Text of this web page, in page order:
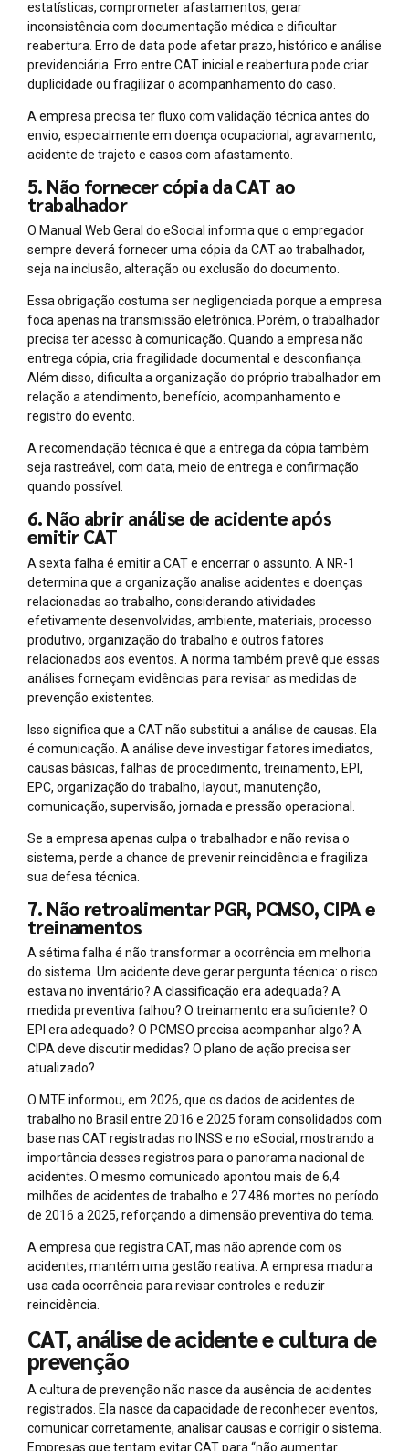
estatísticas, comprometer afastamentos, gerar
inconsistência com documentação médica e dificultar
reabertura. Erro de data pode afetar prazo, histórico e análise
previdenciária. Erro entre CAT inicial e reabertura pode criar
duplicidade ou fragilizar o acompanhamento do caso.
A empresa precisa ter fluxo com validação técnica antes do
envio, especialmente em doença ocupacional, agravamento,
acidente de trajeto e casos com afastamento.
5. Não fornecer cópia da CAT ao
trabalhador
O Manual Web Geral do eSocial informa que o empregador
sempre deverá fornecer uma cópia da CAT ao trabalhador,
seja na inclusão, alteração ou exclusão do documento.
Essa obrigação costuma ser negligenciada porque a empresa
foca apenas na transmissão eletrônica. Porém, o trabalhador
precisa ter acesso à comunicação. Quando a empresa não
entrega cópia, cria fragilidade documental e desconfiança.
Além disso, dificulta a organização do próprio trabalhador em
relação a atendimento, benefício, acompanhamento e
registro do evento.
A recomendação técnica é que a entrega da cópia também
seja rastreável, com data, meio de entrega e confirmação
quando possível.
6. Não abrir análise de acidente após
emitir CAT
A sexta falha é emitir a CAT e encerrar o assunto. A NR-1
determina que a organização analise acidentes e doenças
relacionadas ao trabalho, considerando atividades
efetivamente desenvolvidas, ambiente, materiais, processo
produtivo, organização do trabalho e outros fatores
relacionados aos eventos. A norma também prevê que essas
análises forneçam evidências para revisar as medidas de
prevenção existentes.
Isso significa que a CAT não substitui a análise de causas. Ela
é comunicação. A análise deve investigar fatores imediatos,
causas básicas, falhas de procedimento, treinamento, EPI,
EPC, organização do trabalho, layout, manutenção,
comunicação, supervisão, jornada e pressão operacional.
Se a empresa apenas culpa o trabalhador e não revisa o
sistema, perde a chance de prevenir reincidência e fragiliza
sua defesa técnica.
7. Não retroalimentar PGR, PCMSO, CIPA e
treinamentos
A sétima falha é não transformar a ocorrência em melhoria
do sistema. Um acidente deve gerar pergunta técnica: o risco
estava no inventário? A classificação era adequada? A
medida preventiva falhou? O treinamento era suficiente? O
EPI era adequado? O PCMSO precisa acompanhar algo? A
CIPA deve discutir medidas? O plano de ação precisa ser
atualizado?
O MTE informou, em 2026, que os dados de acidentes de
trabalho no Brasil entre 2016 e 2025 foram consolidados com
base nas CAT registradas no INSS e no eSocial, mostrando a
importância desses registros para o panorama nacional de
acidentes. O mesmo comunicado apontou mais de 6,4
milhões de acidentes de trabalho e 27.486 mortes no período
de 2016 a 2025, reforçando a dimensão preventiva do tema.
A empresa que registra CAT, mas não aprende com os
acidentes, mantém uma gestão reativa. A empresa madura
usa cada ocorrência para revisar controles e reduzir
reincidência.
CAT, análise de acidente e cultura de
prevenção
A cultura de prevenção não nasce da ausência de acidentes
registrados. Ela nasce da capacidade de reconhecer eventos,
comunicar corretamente, analisar causas e corrigir o sistema.
Empresas que tentam evitar CAT para “não aumentar